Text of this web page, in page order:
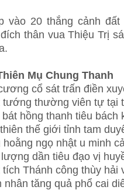
vào 20 thắng cảnh
thân vua Thiệu Trị
Mụ Chung Thanh
cổ sát trấn điền
tướng thường viên tự tại
bát hồng thanh tiêu bách
thế giới tỉnh tam
hoằng ngọ nhật u minh
dần tiêu đạo vị
tích Thánh công thùy hải
nhân tăng quả phổ cai